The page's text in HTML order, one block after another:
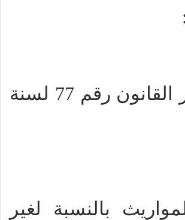
قبل صدور القانون رقم 77 لسنة
بالنسبة لغير